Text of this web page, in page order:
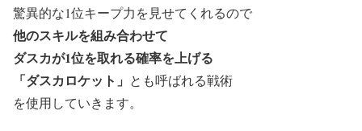
驚異的な1位キープ力を見せてくれるので
他のスキルを組み合わせて
ダスカが1位を取れる確率を上げる
「ダスカロケット」 とも呼ばれる戦術
を使用していきます。